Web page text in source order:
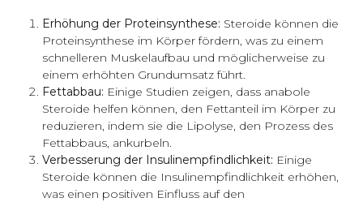
Erhöhung der Proteinsynthese: Steroide können die
Proteinsynthese im Körper fördern, was zu einem
schnelleren Muskelaufbau und möglicherweise zu
einem erhöhten Grundumsatz führt.
Fettabbau: Einige Studien zeigen, dass anabole
Steroide helfen können, den Fettanteil im Körper zu
reduzieren, indem sie die Lipolyse, den Prozess des
Fettabbaus, ankurbeln.
Verbesserung der Insulinempfindlichkeit: Einige
Steroide können die Insulinempfindlichkeit erhöhen,
was einen positiven Einfluss auf den